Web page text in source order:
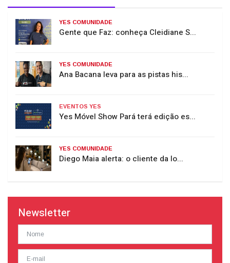
YES COMUNIDADE
Gente que Faz: conheça Cleidiane S...
YES COMUNIDADE
Ana Bacana leva para as pistas his...
EVENTOS YES
Yes Móvel Show Pará terá edição es...
YES COMUNIDADE
Diego Maia alerta: o cliente da lo...
Newsletter